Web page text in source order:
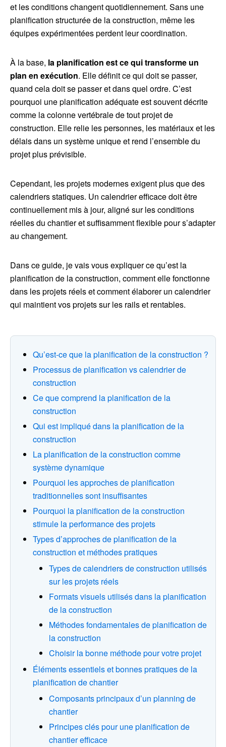
et les conditions changent quotidiennement. Sans une
planification structurée de la construction, même les
équipes expérimentées perdent leur coordination.
À la base, la planification est ce qui transforme un
plan en exécution. Elle définit ce qui doit se passer,
quand cela doit se passer et dans quel ordre. C’est
pourquoi une planification adéquate est souvent décrite
comme la colonne vertébrale de tout projet de
construction. Elle relie les personnes, les matériaux et les
délais dans un système unique et rend l’ensemble du
projet plus prévisible.
Cependant, les projets modernes exigent plus que des
calendriers statiques. Un calendrier efficace doit être
continuellement mis à jour, aligné sur les conditions
réelles du chantier et suffisamment flexible pour s’adapter
au changement.
Dans ce guide, je vais vous expliquer ce qu’est la
planification de la construction, comment elle fonctionne
dans les projets réels et comment élaborer un calendrier
qui maintient vos projets sur les rails et rentables.
Qu’est-ce que la planification de la construction ?
Processus de planification vs calendrier de
construction
Ce que comprend la planification de la
construction
Qui est impliqué dans la planification de la
construction
La planification de la construction comme
système dynamique
Pourquoi les approches de planification
traditionnelles sont insuffisantes
Pourquoi la planification de la construction
stimule la performance des projets
Types d’approches de planification de la
construction et méthodes pratiques
Types de calendriers de construction utilisés
sur les projets réels
Formats visuels utilisés dans la planification
de la construction
Méthodes fondamentales de planification de
la construction
Choisir la bonne méthode pour votre projet
Éléments essentiels et bonnes pratiques de la
planification de chantier
Composants principaux d’un planning de
chantier
Principes clés pour une planification de
chantier efficace